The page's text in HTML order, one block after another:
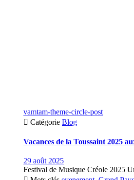
vamtam-theme-circle-post
 Catégorie Blog
Vacances de la Toussaint 2025
29 août 2025
Festival de Musique Créole 2025